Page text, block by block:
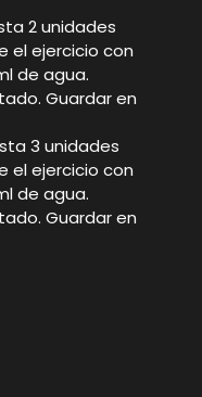
2 unidades
el ejercicio con
de agua.
Guardar en
3 unidades
el ejercicio con
de agua.
Guardar en